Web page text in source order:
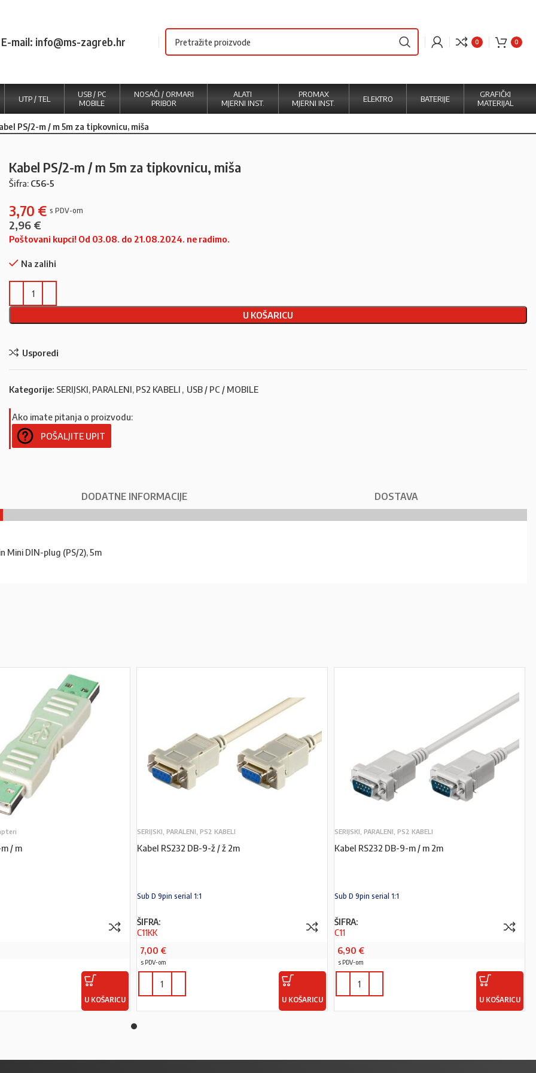
E-mail: info@ms-zagreb.hr 0 0
UTP / TEL
USB / PC
MOBILE
NOSAČI / ORMARI
PRIBOR
ALATI
MJERNI INST.
PROMAX
MJERNI INST.
ELEKTRO BATERIJE
GRAFIČKI
MATERIJAL
PS/2-m / m 5m za tipkovnicu, miša
Kabel PS/2-m / m 5m za tipkovnicu, miša
Šifra: C56-5
3,70 €
2,96 €
Poštovani kupci! Od 03.08. do 21.08.2024. ne radimo.
Na zalihi
U KOŠARICU
Usporedi
Kategorije: SERIJSKI, PARALENI, PS2 KABELI , USB / PC / MOBILE
Ako imate pitanja o proizvodu:
POŠALJITE UPIT
DODATNE INFORMACIJE DOSTAVA
Mini DIN-plug (PS/2), 5m
/ m
U KOŠARICU
SERIJSKI, PARALENI, PS2 KABELI
Kabel RS232 DB-9-ž / ž 2m
Sub D 9pin serial 1:1
ŠIFRA:
C11KK
7,00 €
s PDV-om
U KOŠARICU
SERIJSKI, PARALENI, PS2 KABELI
Kabel RS232 DB-9-m / m 2m
Sub D 9pin serial 1:1
ŠIFRA:
C11
6,90 €
s PDV-om
U KOŠARICU